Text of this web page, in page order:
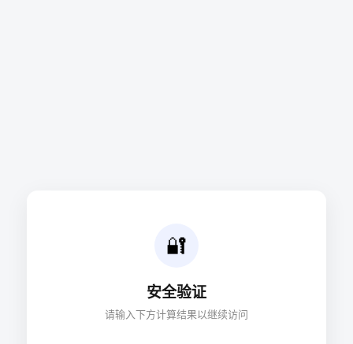
🔐
安全验证
请输入下方计算结果以继续访问